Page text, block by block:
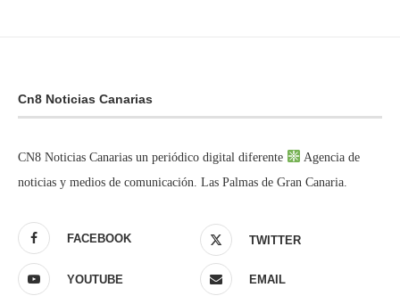
Cn8 Noticias Canarias
CN8 Noticias Canarias un periódico digital diferente
Agencia de
noticias y medios de comunicación. Las Palmas de Gran Canaria.
FACEBOOK TWITTER
YOUTUBE EMAIL